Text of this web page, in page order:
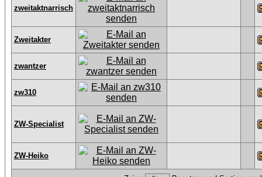
zweitaktnarrisch
Zweitakter
zwantzer
zw310
ZW-Specialist
ZW-Heiko